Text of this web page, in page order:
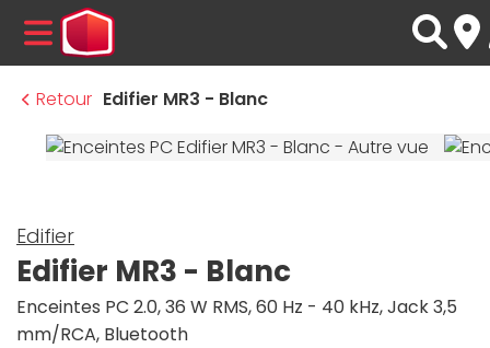
MENU
Retour Edifier MR3 - Blanc
Edifier
Edifier MR3 - Blanc
Enceintes PC 2.0, 36 W RMS, 60 Hz - 40 kHz, Jack 3,5
mm/RCA, Bluetooth